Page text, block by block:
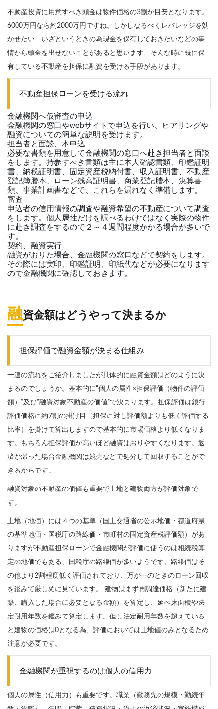
不動産投資に用意すべき頭金は物件価格の3割が目安となります。
6000万円なら約2000万円ですね。しかしなるべくレバレッジを効
かせたい、いざというときの為現金を保有しておきたいなどの事
情から頭金を出せないことがあると思います。そんな時に既に保
有している不動産を担保に融資を受ける手段があります。
不動産担保ローンを受ける流れ
金融機関へ仮審査の申込
金融機関の窓口やwebサイトで申込を行い、ヒアリングや
融資についての簡単な説明を受けます。
担当者と面談、本申込
必要な書類を用意して金融機関の窓口へ赴き担当者と面談
をします。持参すべき書類は主に本人確認書類、印鑑証明
書、納税証明書、固定資産税納付書、収入証明書、不動産
登記簿謄本、ローン残高証明書、商業登記謄本、決算書
類、事業計画書などで、これらを漏れなく準備します。
審査
申込者の信用情報の調査や融資希望の不動産について調査
をします。個人属性だけを調べるわけではなく実際の物件
に赴き調査をするので２～４週間程度かかる場合が多いで
す。
契約、融資実行
融資がおりた場合、金融機関の窓口などで契約をします。
その際には実印、印鑑証明、印紙代などが必要になります
ので金融機関に確認しておきます。
融資金額はどうやって決まるか
担保評価で融資金額が決まる仕組み
一連の流れをご紹介しましたが具体的に融資金額はどのように決
まるのでしょうか。基本的に“個人の属性×担保評価（物件の評価
額）”及び“融資対象不動産の価値”で決まります。担保評価は銀行
評価価格に約7割の掛け目（担保に対し評価額よりも低く評価する
比率）を掛けて算出しますので基本的に市場価格より低くなりま
す。もちろん担保評価が高いほど融資はおりやすくなります。返
済が滞った場合金融機関は競売などで処分して回収することがで
きるからです。
融資対象の不動産の価値も重要で土地と建物両方が評価対象で
す。
土地（地価）には４つの基準（国土交通省の公示地価・都道府県
の基準地価・国税庁の路線価・市町村の固定資産税評価額）があ
りますが不動産担保ローンで金融機関が評価に使うのは相続税算
定の地価でもある、国税庁の路線価が多いようです。路線価はそ
の他より2割程度低く評価されており、万が一のときのローン回収
を鑑みて厳しめに見ています。 建物はまず再調達価格（新たに建
築、購入した場合に必要となる金額）を算定し、延べ床面積や法
定耐用年数を鑑みて算定します。但し法定耐用年数を超えている
と建物の価格は0となる為、評価においては土地値のみとなるため
注意が必要です。
金融機関が重視するのは個人の信用力
個人の属性（信用力）も重要です。職業（勤務先の規模・勤続年